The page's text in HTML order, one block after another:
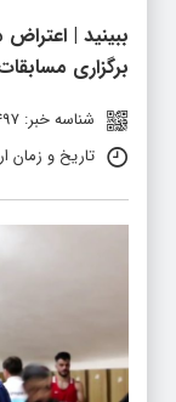
ببینید |
برگزاری
شناسه خبر: 24497
تاریخ و زمان ارسال: 11 اردیبهشت